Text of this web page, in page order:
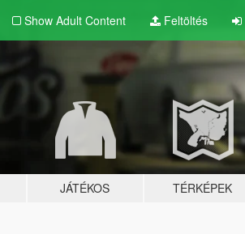
Show Adult Content Feltöltés
JÁTÉKOS TÉRKÉPEK